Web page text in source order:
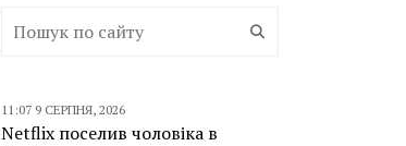
11:07 9 СЕРПНЯ, 2026
Netflix поселив чоловіка в